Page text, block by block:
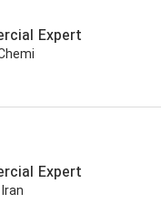
Expert
Expert